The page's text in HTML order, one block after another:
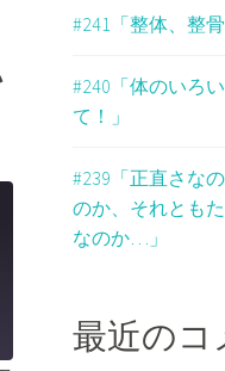
#241「整体、整
#240「体のいろ
て！」
#239「正直さな
のか、それとも
なのか…」
最近のコ